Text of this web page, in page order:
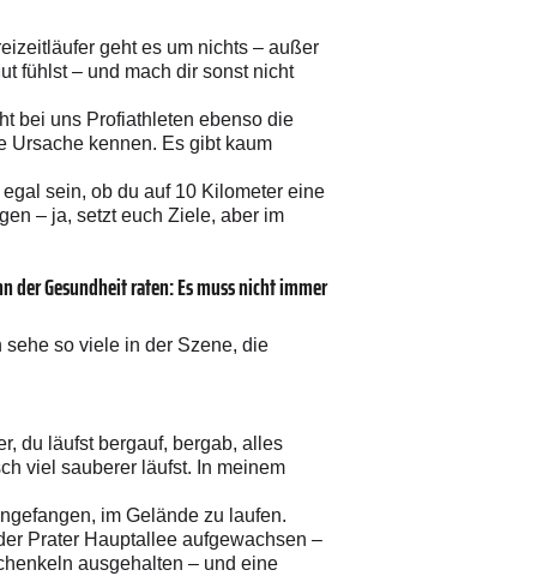
geht es um nichts – außer
fühlst – und mach dir sonst nicht
bei uns Profiathleten ebenso die
Ursache kennen. Es gibt kaum
sein, ob du auf 10 Kilometer eine
– ja, setzt euch Ziele, aber im
Gesundheit raten: Es muss nicht immer
so viele in der Szene, die
du läufst bergauf, bergab, alles
viel sauberer läufst. In meinem
im Gelände zu laufen.
Prater Hauptallee aufgewachsen –
ausgehalten – und eine